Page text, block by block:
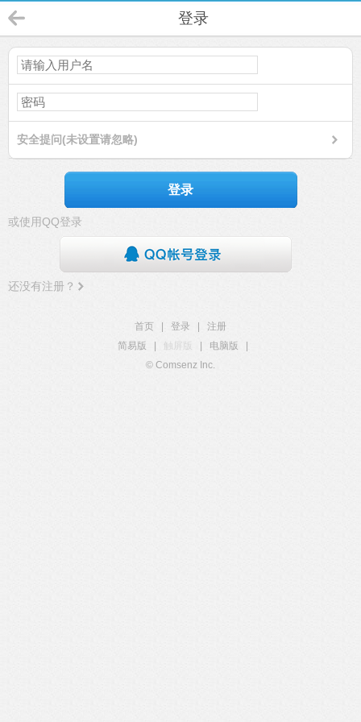
登录
安全提问(未设置请忽略)
登录
或使用QQ登录
还没有注册？
首页 登录
注册
简易版
触屏版 电脑版
© Comsenz Inc.